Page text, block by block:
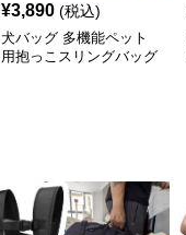
¥3,890 (税込)
犬バッグ 多機能ペット
用抱っこスリングバッグ